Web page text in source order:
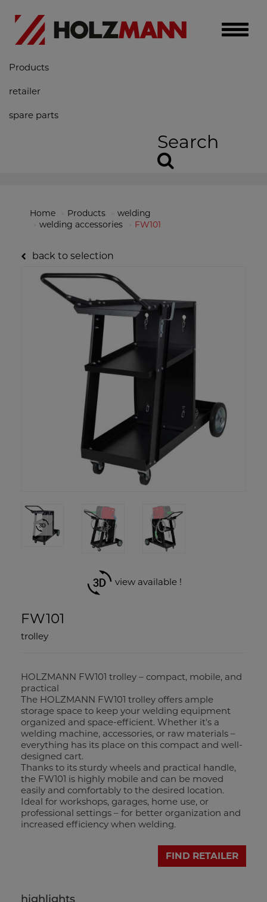
Toggle
Products
retailer
spare parts
Search
Home Products
welding
welding accessories
FW101
back to selection
view available !
FW101
trolley
HOLZMANN FW101 trolley – compact, mobile, and
practical
The HOLZMANN FW101 trolley offers ample
storage space to keep your welding equipment
organized and space-efficient. Whether it's a
welding machine, accessories, or raw materials –
everything has its place on this compact and well-
designed cart.
Thanks to its sturdy wheels and practical handle,
the FW101 is highly mobile and can be moved
easily and comfortably to the desired location.
Ideal for workshops, garages, home use, or
professional settings – for better organization and
increased efficiency when welding.
FIND RETAILER
highlights